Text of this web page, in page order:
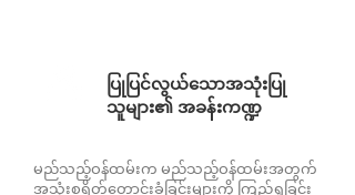
ပြုပြင်လွယ်သောအသုံးပြု
သူများ၏ အခန်းကဏ္ဍ
မည်သည့်ဝန်ထမ်းက မည်သည့်ဝန်ထမ်းအတွက်
အသုံးစရိတ်တောင်းခံခြင်းများကို ကြည့်ရှုခြင်း